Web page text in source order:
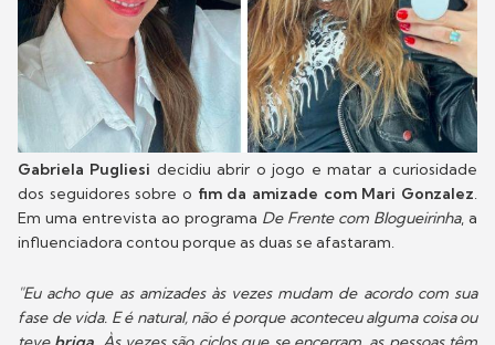
Gabriela Pugliesi decidiu abrir o jogo e matar a curiosidade
dos seguidores sobre o fim da amizade com Mari Gonzalez.
Em uma entrevista ao programa De Frente com Blogueirinha, a
influenciadora contou porque as duas se afastaram.
"Eu acho que as amizades às vezes mudam de acordo com sua
fase de vida. E é natural, não é porque aconteceu alguma coisa ou